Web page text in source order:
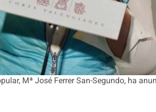
Mª José Ferrer San-Segundo, ha